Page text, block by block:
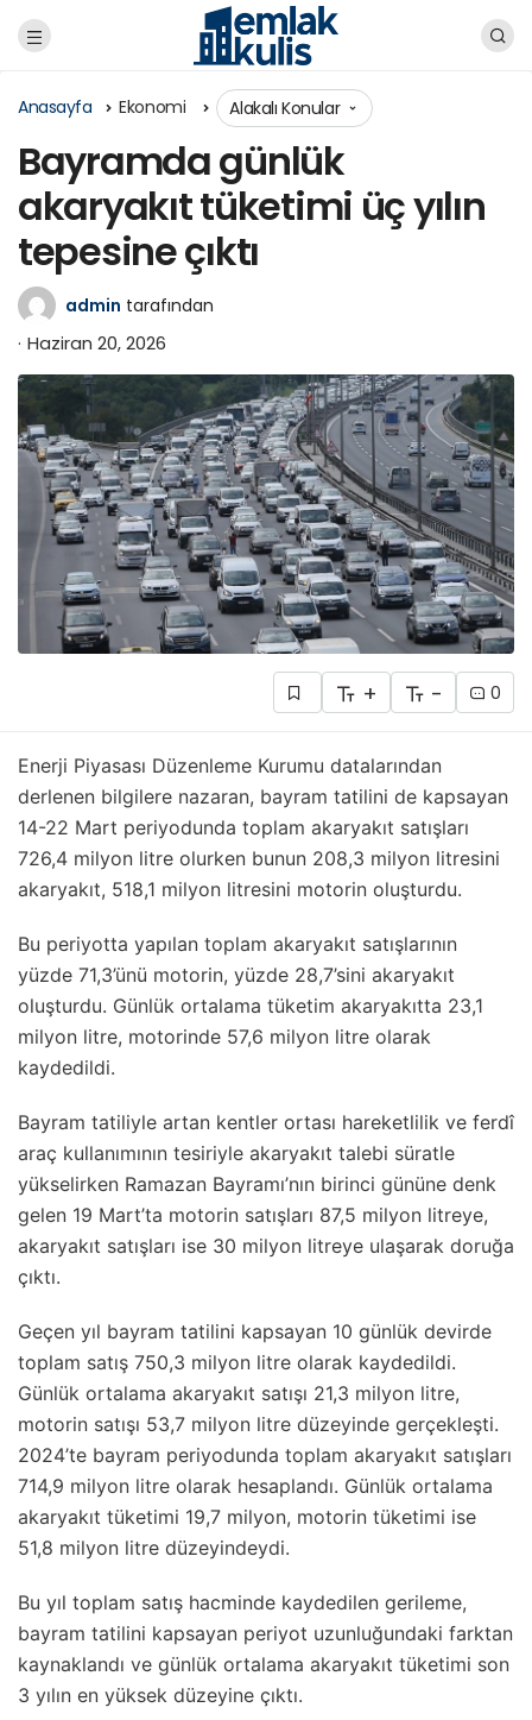
Anasayfa Ekonomi Alakalı Konular
Bayramda günlük
akaryakıt tüketimi üç yılın
tepesine çıktı
admin tarafından
Haziran 20, 2026
+ - 0
Enerji Piyasası Düzenleme Kurumu datalarından
derlenen bilgilere nazaran, bayram tatilini de kapsayan
14-22 Mart periyodunda toplam akaryakıt satışları
726,4 milyon litre olurken bunun 208,3 milyon litresini
akaryakıt, 518,1 milyon litresini motorin oluşturdu.
Bu periyotta yapılan toplam akaryakıt satışlarının
yüzde 71,3’ünü motorin, yüzde 28,7’sini akaryakıt
oluşturdu. Günlük ortalama tüketim akaryakıtta 23,1
milyon litre, motorinde 57,6 milyon litre olarak
kaydedildi.
Bayram tatiliyle artan kentler ortası hareketlilik ve ferdî
araç kullanımının tesiriyle akaryakıt talebi süratle
yükselirken Ramazan Bayramı’nın birinci gününe denk
gelen 19 Mart’ta motorin satışları 87,5 milyon litreye,
akaryakıt satışları ise 30 milyon litreye ulaşarak doruğa
çıktı.
Geçen yıl bayram tatilini kapsayan 10 günlük devirde
toplam satış 750,3 milyon litre olarak kaydedildi.
Günlük ortalama akaryakıt satışı 21,3 milyon litre,
motorin satışı 53,7 milyon litre düzeyinde gerçekleşti.
2024’te bayram periyodunda toplam akaryakıt satışları
714,9 milyon litre olarak hesaplandı. Günlük ortalama
akaryakıt tüketimi 19,7 milyon, motorin tüketimi ise
51,8 milyon litre düzeyindeydi.
Bu yıl toplam satış hacminde kaydedilen gerileme,
bayram tatilini kapsayan periyot uzunluğundaki farktan
kaynaklandı ve günlük ortalama akaryakıt tüketimi son
3 yılın en yüksek düzeyine çıktı.